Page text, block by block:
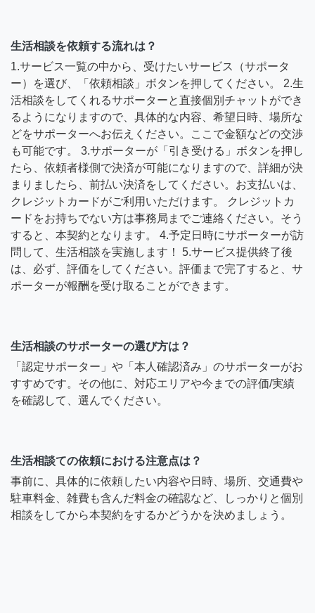
生活相談を依頼する流れは？
1.サービス一覧の中から、受けたいサービス（サポータ
ー）を選び、「依頼相談」ボタンを押してください。 2.生
活相談をしてくれるサポーターと直接個別チャットができ
るようになりますので、具体的な内容、希望日時、場所な
どをサポーターへお伝えください。ここで金額などの交渉
も可能です。 3.サポーターが「引き受ける」ボタンを押し
たら、依頼者様側で決済が可能になりますので、詳細が決
まりましたら、前払い決済をしてください。お支払いは、
クレジットカードがご利用いただけます。 クレジットカ
ードをお持ちでない方は事務局までご連絡ください。そう
すると、本契約となります。 4.予定日時にサポーターが訪
問して、生活相談を実施します！ 5.サービス提供終了後
は、必ず、評価をしてください。評価まで完了すると、サ
ポーターが報酬を受け取ることができます。
生活相談のサポーターの選び方は？
「認定サポーター」や「本人確認済み」のサポーターがお
すすめです。その他に、対応エリアや今までの評価/実績
を確認して、選んでください。
生活相談ての依頼における注意点は？
事前に、具体的に依頼したい内容や日時、場所、交通費や
駐車料金、雑費も含んだ料金の確認など、しっかりと個別
相談をしてから本契約をするかどうかを決めましょう。